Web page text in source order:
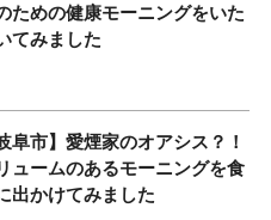
ための健康モーニングをいた
てみました
阜市】愛煙家のオアシス？！
ュームのあるモーニングを食
出かけてみました